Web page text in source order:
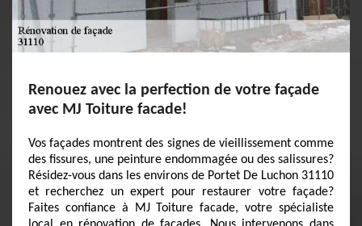
Renouez avec la perfection de votre façade
avec MJ Toiture facade!
Vos façades montrent des signes de vieillissement comme
des fissures, une peinture endommagée ou des salissures?
Résidez-vous dans les environs de Portet De Luchon 31110
et recherchez un expert pour restaurer votre façade?
Faites confiance à MJ Toiture facade, votre spécialiste